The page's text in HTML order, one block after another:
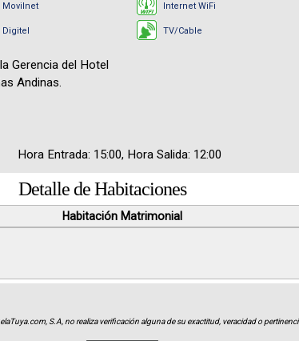
Movilnet
Digitel
Internet WiFi
TV/Cable
Gerencia del Hotel
Andinas.
Hora Entrada: 15:00, Hora Salida: 12:00
Detalle de Habitaciones
Habitación Matrimonial
S.A, no realiza verificación alguna de su exactitud, veracidad o